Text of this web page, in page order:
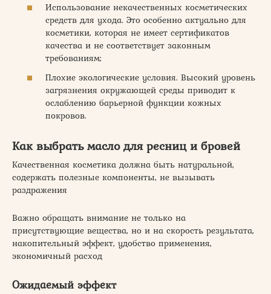
Использование некачественных косметических
средств для ухода. Это особенно актуально для
косметики, которая не имеет сертификатов
качества и не соответствует законным
требованиям;
Плохие экологические условия. Высокий уровень
загрязнения окружающей среды приводит к
ослаблению барьерной функции кожных
покровов.
Как выбрать масло для ресниц и бровей
Качественная косметика должна быть натуральной,
содержать полезные компоненты, не вызывать
раздражения
Важно обращать внимание не только на
присутствующие вещества, но и на скорость результата,
накопительный эффект, удобство применения,
экономичный расход
Ожидаемый эффект